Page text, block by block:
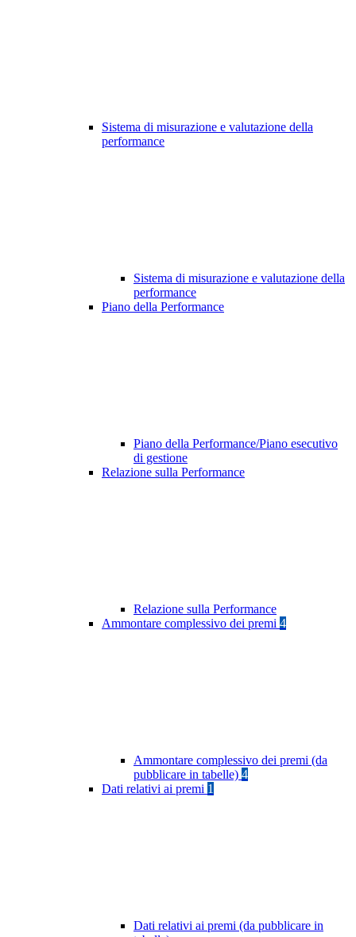
Sistema di misurazione e valutazione della
performance
Sistema di misurazione e valutazione della
performance
Piano della Performance
Piano della Performance/Piano esecutivo
di gestione
Relazione sulla Performance
Relazione sulla Performance
Ammontare complessivo dei premi 4
Ammontare complessivo dei premi (da
pubblicare in tabelle) 4
Dati relativi ai premi 1
Dati relativi ai premi (da pubblicare in